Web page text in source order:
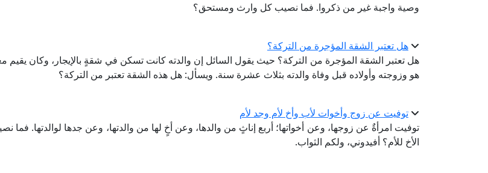
وصية واجبة غير من ذكروا. فما نصيب كل وارث ومستحق؟
هل تعتبر الشقة المؤجرة من التركة؟
هل تعتبر الشقة المؤجرة من التركة؟ حيث يقول السائل إن والدته كانت تسكن في شقةٍ بالإيجار، وكان يقيم
هو وزوجته وأولاده قبل وفاة والدته بثلاث عشرة سنة. ويسأل: هل هذه الشقة تعتبر من التركة؟
توفيت عن زوج وأخوات لأب وأخ لأم وجد لأم
توفيت امرأةٌ عن زوجها، وعن أخواتها؛ أربع إناثٍ من والدها، وعن أخٍ لها من والدتها، وعن جدها لوالدتها. فما
الأخ للأم؟ أفيدوني، ولكم الثواب.